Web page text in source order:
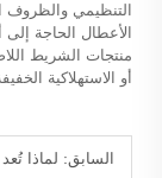
التنظيمي والظروف
الأعطال الحاجة إلى
منتجات الشريط
أو الاستهلاكية
السابق: لماذا تُعد